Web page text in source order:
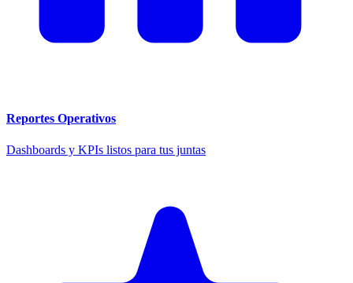
Reportes Operativos
Dashboards y KPIs listos para tus juntas